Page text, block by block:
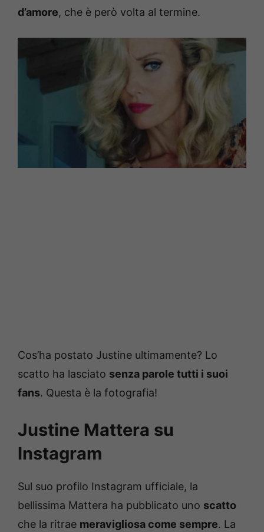
d’amore, che è però volta al termine.
Cos’ha postato Justine ultimamente? Lo
scatto ha lasciato senza parole tutti i suoi
fans. Questa è la fotografia!
Justine Mattera su
Instagram
Sul suo profilo Instagram ufficiale, la
bellissima Mattera ha pubblicato uno scatto
che la ritrae meravigliosa come sempre. La